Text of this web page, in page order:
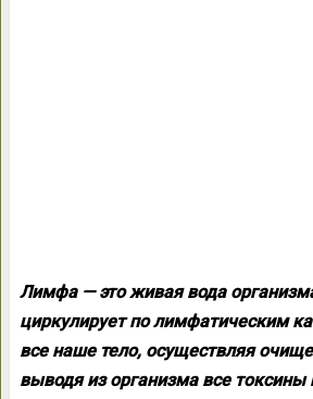
Лимфа — это живая вода
циркулирует по лимфатическим
все наше тело, осуществляя
выводя из организма все токсины